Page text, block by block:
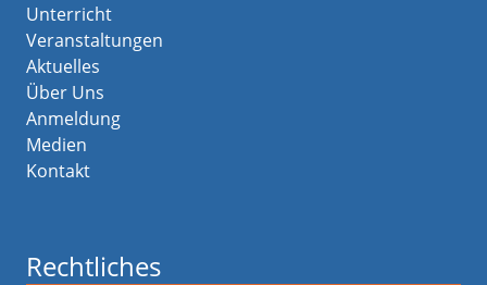
Unterricht
Veranstaltungen
Aktuelles
Über Uns
Anmeldung
Medien
Kontakt
Rechtliches